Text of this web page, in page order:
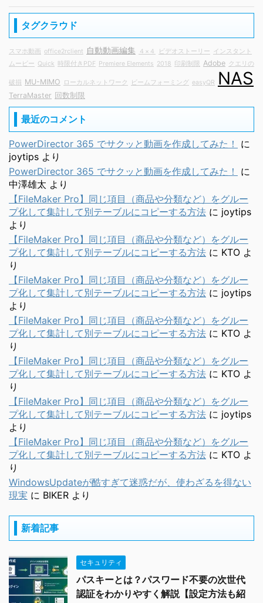
タグクラウド
スマホ動画 office2rclient 自動動画編集 ４×４ ビデオストーリー
インスタント
ムービー Quick 時限付きPDF Premiere Elements 2018 印刷制限 Adobe クエリの
破損 MU-MIMO ローカルネットワーク ビームフォーミング easyQR NAS
TerraMaster 回数制限
最近のコメント
PowerDirector 365 でサクッと動画を作成してみた！
に
joytips より
PowerDirector 365 でサクッと動画を作成してみた！
に
中澤雄太 より
【FileMaker Pro】同じ項目（商品や分類など）をグルー
プ化して集計して別テーブルにコピーする方法 に joytips
より
【FileMaker Pro】同じ項目（商品や分類など）をグルー
プ化して集計して別テーブルにコピーする方法 に KTO よ
り
【FileMaker Pro】同じ項目（商品や分類など）をグルー
プ化して集計して別テーブルにコピーする方法 に joytips
より
【FileMaker Pro】同じ項目（商品や分類など）をグルー
プ化して集計して別テーブルにコピーする方法 に KTO よ
り
【FileMaker Pro】同じ項目（商品や分類など）をグルー
プ化して集計して別テーブルにコピーする方法 に KTO よ
り
【FileMaker Pro】同じ項目（商品や分類など）をグルー
プ化して集計して別テーブルにコピーする方法 に joytips
より
【FileMaker Pro】同じ項目（商品や分類など）をグルー
プ化して集計して別テーブルにコピーする方法 に KTO よ
り
WindowsUpdateが酷すぎて迷惑だが、使わざるを得ない
現実 に BIKER より
新着記事
セキュリティ
パスキーとは？パスワード不要の次世代
認証をわかりやすく解説【設定方法も紹